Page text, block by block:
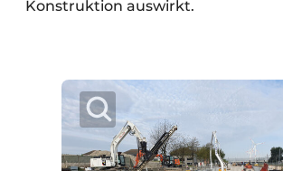
Konstruktion auswirkt.